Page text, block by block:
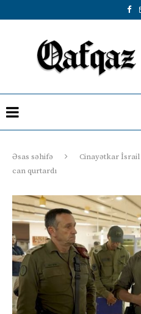
Əsas səhifə Cinayətkar İsrail
can qurtardı